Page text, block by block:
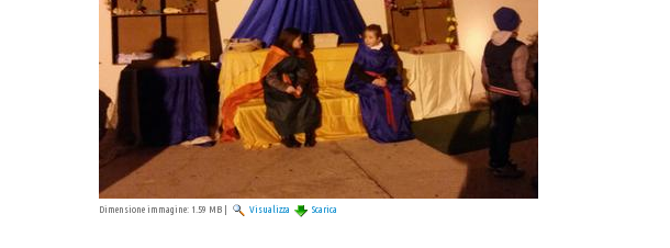
Dimensione immagine: 1.59 MB | Visualizza Scarica